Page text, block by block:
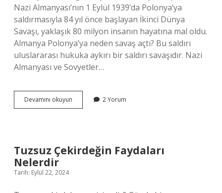
Nazi Almanyası’nın 1 Eylül 1939’da Polonya’ya
saldırmasıyla 84 yıl önce başlayan İkinci Dünya
Savaşı, yaklaşık 80 milyon insanın hayatına mal oldu.
Almanya Polonya’ya neden savaş açtı? Bu saldırı
uluslararası hukuka aykırı bir saldırı savaşıdır. Nazi
Almanyası ve Sovyetler…
Devamını okuyun
Da
Savaş
2 Yorum
Tuzsuz Çekirdeğin Faydaları
Nelerdir
Tarih: Eylül 22, 2024